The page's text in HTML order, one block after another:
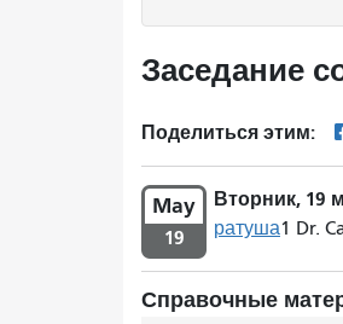
Заседание
Поделиться этим:
May
19
Вторник, 19
ратуша1 Dr.
Справочные